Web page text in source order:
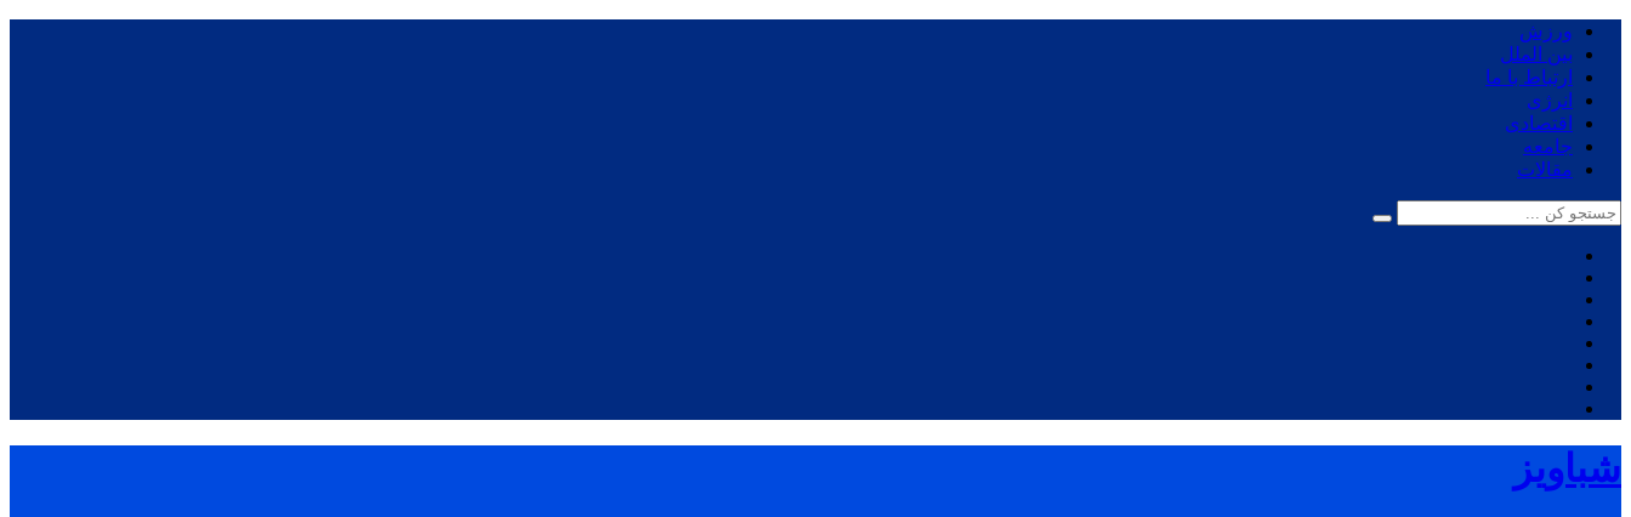
ورزش
بین الملل
ارتباط با ما
انرژی
اقتصادی
جامعه
مقالات
شباویز